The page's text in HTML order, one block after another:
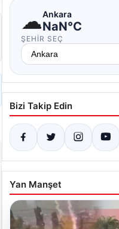
☁Ankara
NaN°C
ŞEHIR SEÇ
Bizi Takip Edin
Yan Manşet